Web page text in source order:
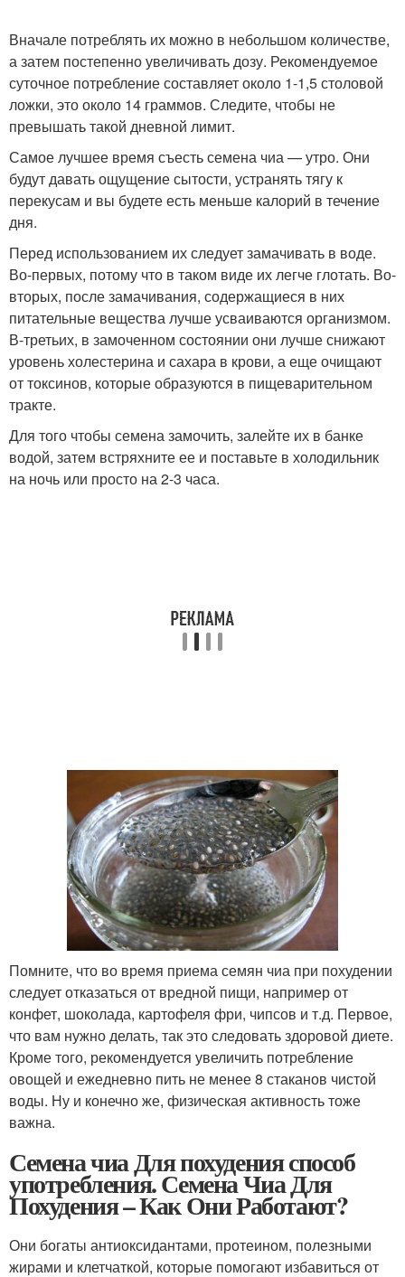
Вначале потреблять их можно в небольшом количестве,
а затем постепенно увеличивать дозу. Рекомендуемое
суточное потребление составляет около 1-1,5 столовой
ложки, это около 14 граммов. Следите, чтобы не
превышать такой дневной лимит.
Самое лучшее время съесть семена чиа — утро. Они
будут давать ощущение сытости, устранять тягу к
перекусам и вы будете есть меньше калорий в течение
дня.
Перед использованием их следует замачивать в воде.
Во-первых, потому что в таком виде их легче глотать. Во-
вторых, после замачивания, содержащиеся в них
питательные вещества лучше усваиваются организмом.
В-третьих, в замоченном состоянии они лучше снижают
уровень холестерина и сахара в крови, а еще очищают
от токсинов, которые образуются в пищеварительном
тракте.
Для того чтобы семена замочить, залейте их в банке
водой, затем встряхните ее и поставьте в холодильник
на ночь или просто на 2-3 часа.
Помните, что во время приема семян чиа при похудении
следует отказаться от вредной пищи, например от
конфет, шоколада, картофеля фри, чипсов и т.д. Первое,
что вам нужно делать, так это следовать здоровой диете.
Кроме того, рекомендуется увеличить потребление
овощей и ежедневно пить не менее 8 стаканов чистой
воды. Ну и конечно же, физическая активность тоже
важна.
Семена чиа Для похудения способ
употребления. Семена Чиа Для
Похудения – Как Они Работают?
Они богаты антиоксидантами, протеином, полезными
жирами и клетчаткой, которые помогают избавиться от